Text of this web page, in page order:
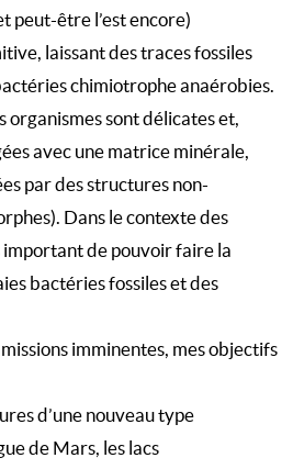
peut-être l’est encore)
laissant des traces fossiles
chimiotrophe anaérobies.
organismes sont délicates et,
avec une matrice minérale,
par des structures non-
Dans le contexte des
important de pouvoir faire la
bactéries fossiles et des
imminentes, mes objectifs
d’une nouveau type
de Mars, les lacs